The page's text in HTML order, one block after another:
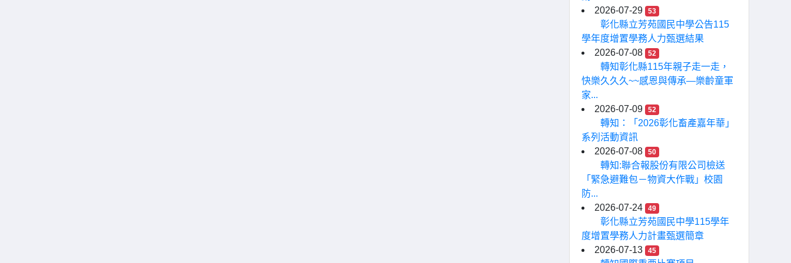
2026-07-29
53
彰化縣立芳苑國民中學公告115
學年度增置學務人力甄選結果
2026-07-08
52
轉知彰化縣115年親子走一走，
快樂久久久~~感恩與傳承—樂齡童軍
家...
2026-07-09
52
轉知：「2026彰化畜產嘉年華」
系列活動資訊
2026-07-08
50
轉知:聯合報股份有限公司檢送
「緊急避難包－物資大作戰」校園
防...
2026-07-24
49
彰化縣立芳苑國民中學115學年
度增置學務人力計畫甄選簡章
2026-07-13
45